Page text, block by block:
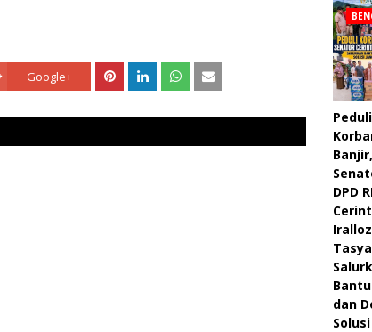
Google+
Peduli
Banjir,
DPD
Cerint
Tasya
dan
Solusi